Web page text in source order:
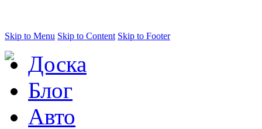
Skip to Menu Skip to Content Skip to Footer
Доска
Блог
Авто